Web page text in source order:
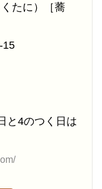
くたに）［蕎
15
と4のつく日は